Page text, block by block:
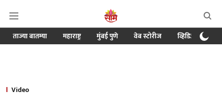
ताज्या बातम्या महाराष्ट्र मुंबई पुणे वेब स्टोरीज व्हिडिओ
Video